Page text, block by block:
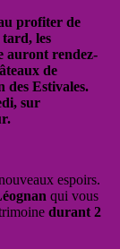
profiter de
tard, les
auront rendez-
de
des Estivales.
sur
espoirs.
qui vous
durant 2